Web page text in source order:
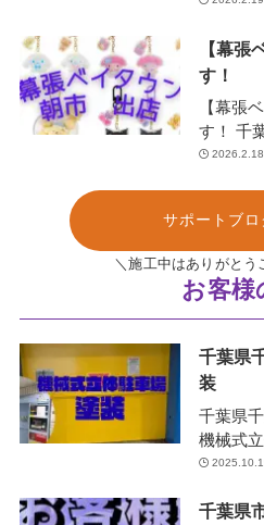
【幕張
す！
【幕張
す！ 千葉・市原の屋根外壁塗装は、
お任せ
2026.2.18
サポートブロ
＼施工中はありがとう
お客様
千葉県
装
千葉県
機械式
た！✨ 機械式立体駐車場とは？ エレ
千葉県